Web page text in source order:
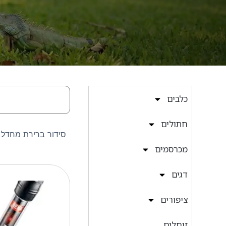
כלבים
חתולים
מכרסמים
דגים
ציפורים
חיפוש